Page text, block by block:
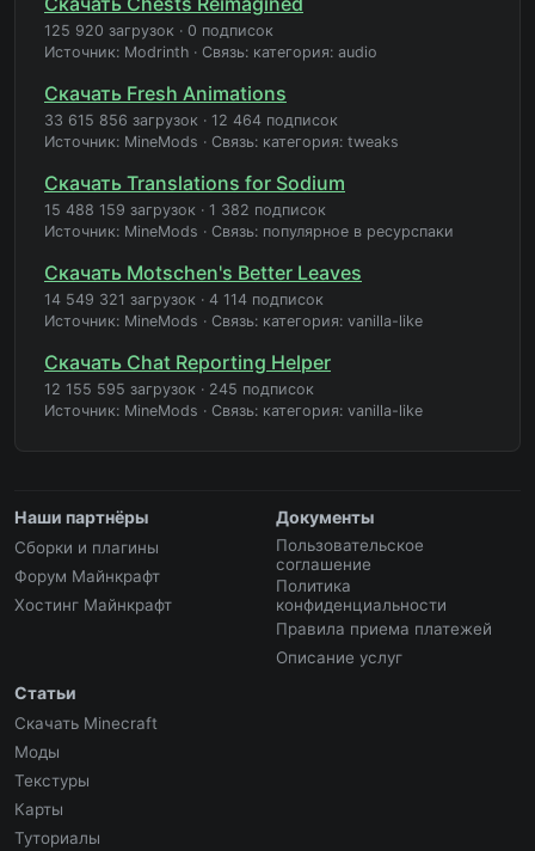
125 920 загрузок · 0 подписок
Источник: Modrinth · Связь: категория: audio
Скачать Fresh Animations
33 615 856 загрузок · 12 464 подписок
Источник: MineMods · Связь: категория: tweaks
Скачать Translations for Sodium
15 488 159 загрузок · 1 382 подписок
Источник: MineMods · Связь: популярное в ресурспаки
Скачать Motschen's Better Leaves
14 549 321 загрузок · 4 114 подписок
Источник: MineMods · Связь: категория: vanilla-like
Скачать Chat Reporting Helper
12 155 595 загрузок · 245 подписок
Источник: MineMods · Связь: категория: vanilla-like
Наши партнёры
Сборки и плагины
Форум Майнкрафт
Хостинг Майнкрафт
Документы
Пользовательское
соглашение
Политика
конфиденциальности
Правила приема платежей
Описание услуг
Статьи
Скачать Minecraft
Моды
Текстуры
Карты
Туториалы